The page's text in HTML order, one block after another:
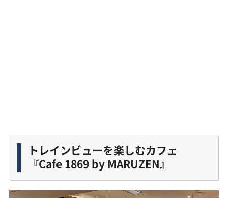
トレインビューを楽しむカフェ
『Cafe 1869 by MARUZEN』